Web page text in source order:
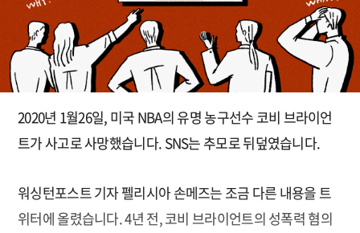
2020년 1월26일, 미국 NBA의 유명 농구선수 코비 브라이언
트가 사고로 사망했습니다. SNS는 추모로 뒤덮였습니다.
워싱턴포스트 기자 펠리시아 손메즈는 조금 다른 내용을 트
위터에 올렸습니다. 4년 전, 코비 브라이언트의 성폭력 혐의